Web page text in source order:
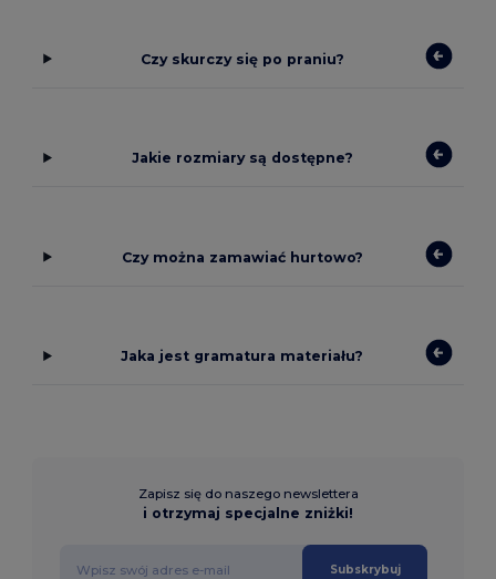
Czy skurczy się po praniu?
Jakie rozmiary są dostępne?
Czy można zamawiać hurtowo?
Jaka jest gramatura materiału?
Zapisz się do naszego newslettera
i otrzymaj specjalne zniżki!
Subskrybuj